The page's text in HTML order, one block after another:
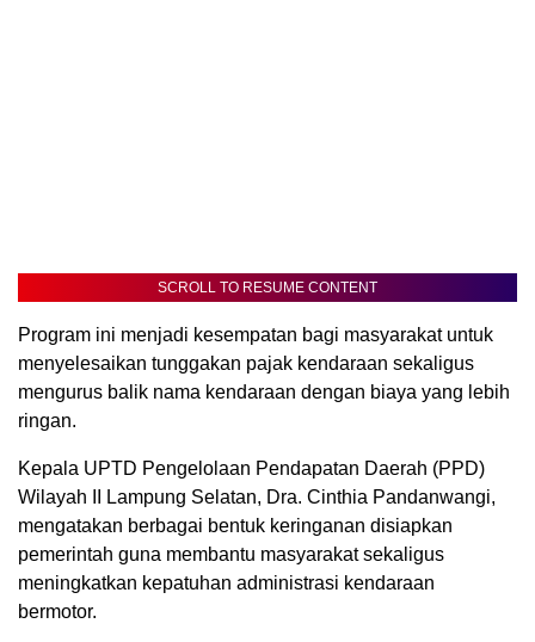
SCROLL TO RESUME CONTENT
Program ini menjadi kesempatan bagi masyarakat untuk
menyelesaikan tunggakan pajak kendaraan sekaligus
mengurus balik nama kendaraan dengan biaya yang lebih
ringan.
Kepala UPTD Pengelolaan Pendapatan Daerah (PPD)
Wilayah II Lampung Selatan, Dra. Cinthia Pandanwangi,
mengatakan berbagai bentuk keringanan disiapkan
pemerintah guna membantu masyarakat sekaligus
meningkatkan kepatuhan administrasi kendaraan
bermotor.